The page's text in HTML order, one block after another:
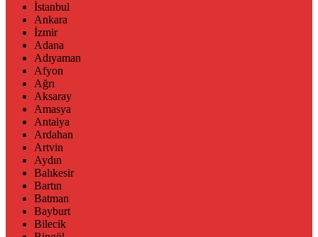
İstanbul
Ankara
İzmir
Adana
Adıyaman
Afyon
Ağrı
Aksaray
Amasya
Antalya
Ardahan
Artvin
Aydın
Balıkesir
Bartın
Batman
Bayburt
Bilecik